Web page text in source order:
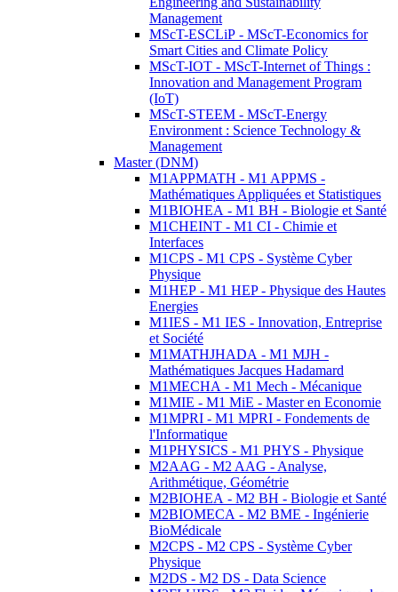
Management
MScT-ESCLiP - MScT-Economics for
Smart Cities and Climate Policy
MScT-IOT - MScT-Internet of Things :
Innovation and Management Program
(IoT)
MScT-STEEM - MScT-Energy
Environment : Science Technology &
Management
Master (DNM)
M1APPMATH - M1 APPMS -
Mathématiques Appliquées et Statistiques
M1BIOHEA - M1 BH - Biologie et Santé
M1CHEINT - M1 CI - Chimie et
Interfaces
M1CPS - M1 CPS - Système Cyber
Physique
M1HEP - M1 HEP - Physique des Hautes
Energies
M1IES - M1 IES - Innovation, Entreprise
et Société
M1MATHJHADA - M1 MJH -
Mathématiques Jacques Hadamard
M1MECHA - M1 Mech - Mécanique
M1MIE - M1 MiE - Master en Economie
M1MPRI - M1 MPRI - Fondements de
l'Informatique
M1PHYSICS - M1 PHYS - Physique
M2AAG - M2 AAG - Analyse,
Arithmétique, Géométrie
M2BIOHEA - M2 BH - Biologie et Santé
M2BIOMECA - M2 BME - Ingénierie
BioMédicale
M2CPS - M2 CPS - Système Cyber
Physique
M2DS - M2 DS - Data Science